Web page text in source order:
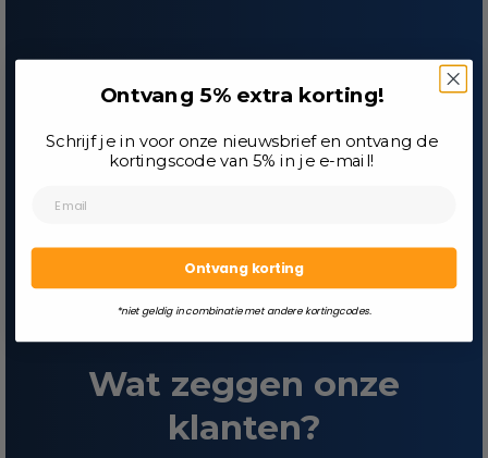
Wat zeggen onze
klanten?
Ontvang 5% extra korting!
Schrijf je in voor onze nieuwsbrief en ontvang de
kortingscode van 5% in je e-mail!
Ontvang korting
*niet geldig in combinatie met andere kortingcodes.